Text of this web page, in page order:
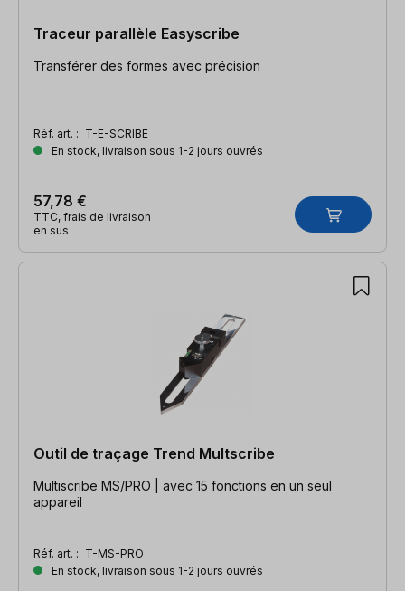
Traceur parallèle Easyscribe
Transférer des formes avec précision
Réf. art. : T-E-SCRIBE
En stock, livraison sous 1-2 jours ouvrés
57,78 €
TTC, frais de livraison
en sus
Outil de traçage Trend Multscribe
Multiscribe MS/PRO | avec 15 fonctions en un seul
appareil
Réf. art. : T-MS-PRO
En stock, livraison sous 1-2 jours ouvrés